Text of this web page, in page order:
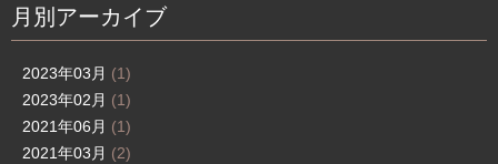
月別アーカイブ
2023年03月 (1)
2023年02月 (1)
2021年06月 (1)
2021年03月 (2)